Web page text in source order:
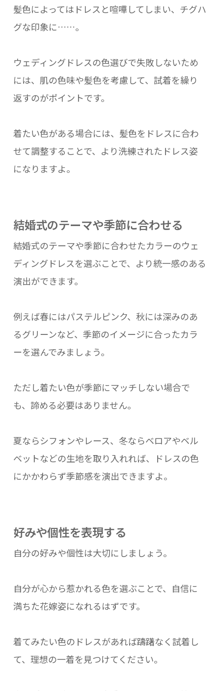
髪色によってはドレスと喧嘩してしまい、チグハ
グな印象に……。
ウェディングドレスの色選びで失敗しないため
には、肌の色味や髪色を考慮して、試着を繰り
返すのがポイントです。
着たい色がある場合には、髪色をドレスに合わ
せて調整することで、より洗練されたドレス姿
になりますよ。
結婚式のテーマや季節に合わせる
結婚式のテーマや季節に合わせたカラーのウェ
ディングドレスを選ぶことで、より統一感のある
演出ができます。
例えば春にはパステルピンク、秋には深みのあ
るグリーンなど、季節のイメージに合ったカラ
ーを選んでみましょう。
ただし着たい色が季節にマッチしない場合で
も、諦める必要はありません。
夏ならシフォンやレース、冬ならベロアやベル
ベットなどの生地を取り入れれば、ドレスの色
にかかわらず季節感を演出できますよ。
好みや個性を表現する
自分の好みや個性は大切にしましょう。
自分が心から惹かれる色を選ぶことで、自信に
満ちた花嫁姿になれるはずです。
着てみたい色のドレスがあれば躊躇なく試着し
て、理想の一着を見つけてください。